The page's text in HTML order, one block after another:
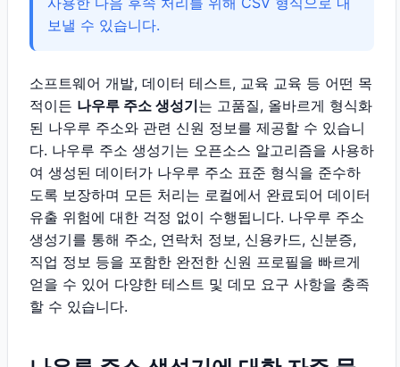
보낼 수 있습니다.
소프트웨어 개발, 데이터 테스트, 교육 교육 등 어떤 목
적이든 나우루 주소 생성기는 고품질, 올바르게 형식화
된 나우루 주소와 관련 신원 정보를 제공할 수 있습니
다. 나우루 주소 생성기는 오픈소스 알고리즘을 사용하
여 생성된 데이터가 나우루 주소 표준 형식을 준수하
도록 보장하며 모든 처리는 로컬에서 완료되어 데이터
유출 위험에 대한 걱정 없이 수행됩니다. 나우루 주소
생성기를 통해 주소, 연락처 정보, 신용카드, 신분증,
직업 정보 등을 포함한 완전한 신원 프로필을 빠르게
얻을 수 있어 다양한 테스트 및 데모 요구 사항을 충족
할 수 있습니다.